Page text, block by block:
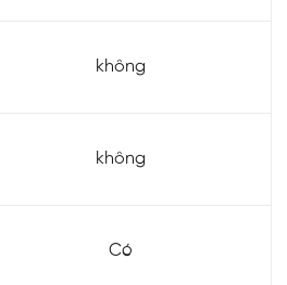
không
không
Có